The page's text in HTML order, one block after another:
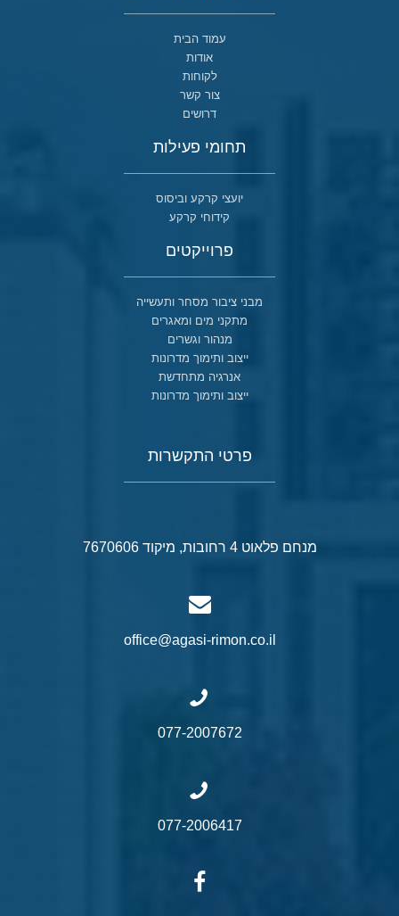
עמוד הבית
אודות
לקוחות
צור קשר
דרושים
תחומי פעילות
יועצי קרקע וביסוס
קידוחי קרקע
פרוייקטים
מבני ציבור מסחר ותעשייה
מתקני מים ומאגרים
מנהור וגשרים
ייצוב ותימוך מדרונות
אנרגיה מתחדשת
ייצוב ותימוך מדרונות
פרטי התקשרות
מנחם פלאוט 4 רחובות, מיקוד 7670606
office@agasi-rimon.co.il
077-2007672
077-2006417